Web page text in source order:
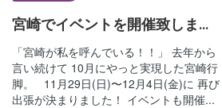
宮崎でイベントを開催致しま...
「宮崎が私を呼んでいる！！」 去年から
言い続けて 10月にやっと実現した宮崎行
脚。 11月29日(日)〜12月4日(金)に 再び
出張が決まりました！ イベントも開催...